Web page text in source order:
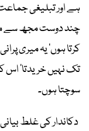
ہے اور تبلیغی
چند دوست مجھ سے
کرتا ہوں‘ یہ میری
تک نہیں خریدتا‘
سوچتا ہوں۔
دکاندار کی غلط